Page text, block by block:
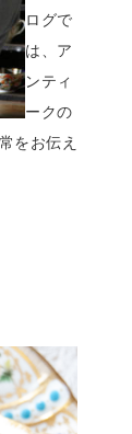
ログで
は、ア
ンティ
ークの
をお伝え